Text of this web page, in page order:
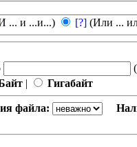
... и ...и...) [?] (Или ...
| Гигабайт
файла: